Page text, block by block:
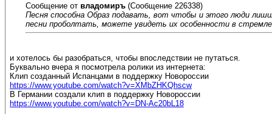
Сообщение от владомиръ (Сообщение 226338)
Песня способна Образ подавать, вот чтобы и этого люди
песни проболтать, можете увидеть их особенности в
и хотелось бы разобраться, чтобы впоследствии не путаться.
Буквально вчера я посмотрела ролики из интернета:
Клип созданный Испанцами в поддержку Новороссии
https://www.youtube.com/watch?v=XMbZHKQhscw
В Германии создали клип в поддержку Новороссии
https://www.youtube.com/watch?v=DN-Ac20bL18